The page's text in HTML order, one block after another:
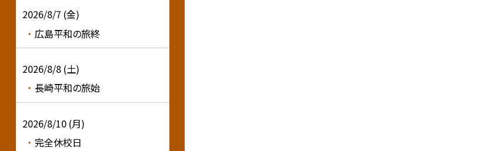
2026/8/7 (金)
広島平和の旅終
2026/8/8 (土)
長崎平和の旅始
2026/8/10 (月)
完全休校日